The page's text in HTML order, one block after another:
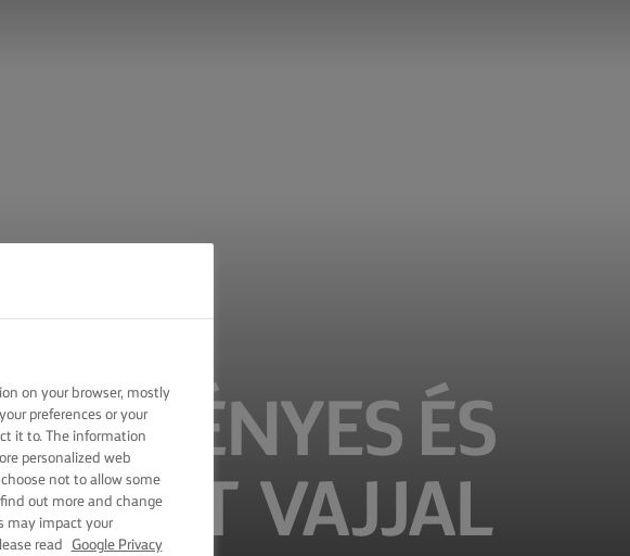
ÉS
VAJJAL
on your browser, mostly
preferences or your
it to. The information
personalized web
not to allow some
out more and change
may impact your
read
Google Privacy